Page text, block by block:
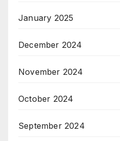
January 2025
December 2024
November 2024
October 2024
September 2024